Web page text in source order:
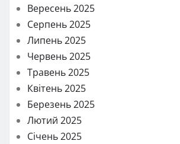
Вересень 2025
Серпень 2025
Липень 2025
Червень 2025
Травень 2025
Квітень 2025
Березень 2025
Лютий 2025
Січень 2025